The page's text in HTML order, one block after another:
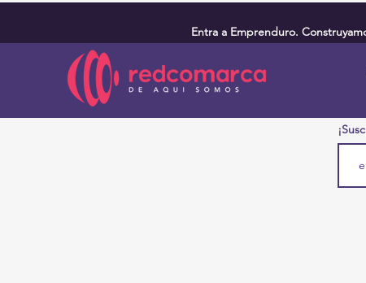
Entra a Emprenduro.